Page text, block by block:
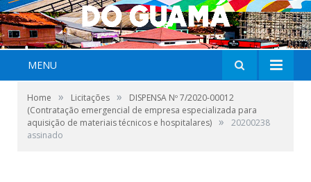
MENU
Home » Licitações »
DISPENSA Nº 7/2020-00012
(Contratação emergencial de empresa especializada para
aquisição de materiais técnicos e hospitalares) »
20200238
assinado